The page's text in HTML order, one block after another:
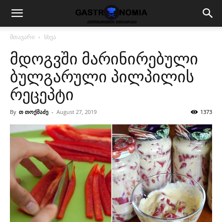
მთავარი სხვა
მდოგვში მარინირებული
ბულგარული პილპილის
რეცეპტი
By თ თოქმაძე - August 27, 2019 1373